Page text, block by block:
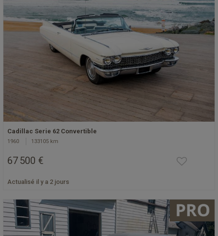
Cadillac Serie 62 Convertible
1960 133105 km
67 500 €
Actualisé il y a 2 jours